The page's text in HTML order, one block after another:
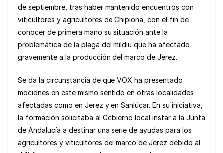
de septiembre, tras haber mantenido encuentros con
viticultores y agricultores de Chipiona, con el fin de
conocer de primera mano su situación ante la
problemática de la plaga del mildiu que ha afectado
gravemente a la producción del marco de Jerez.
Se da la circunstancia de que VOX ha presentado
mociones en este mismo sentido en otras localidades
afectadas como en Jerez y en Sanlúcar. En su iniciativa,
la formación solicitaba al Gobierno local instar a la Junta
de Andalucía a destinar una serie de ayudas para los
agricultores y viticultores del marco de Jerez debido al